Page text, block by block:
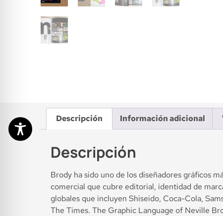
Descripción Información adicional
Descripción
Brody ha sido uno de los diseñadores gráficos
comercial que cubre editorial, identidad de
globales que incluyen Shiseido, Coca-Cola,
The Times. The Graphic Language of Neville